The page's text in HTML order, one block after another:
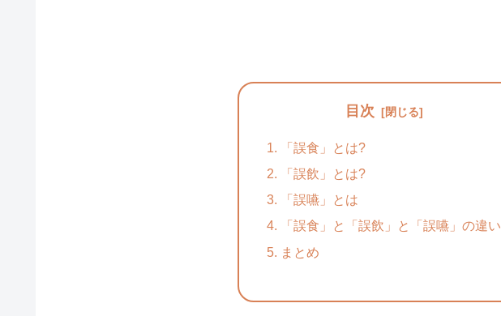
目次
「誤食」とは?
「誤飲」とは?
「誤嚥」とは
「誤食」と「誤飲」と「誤嚥」の違い
まとめ